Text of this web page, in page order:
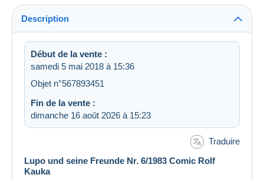
Description
Début de la vente :
samedi 5 mai 2018 à 15:36
Objet n°567893451
Fin de la vente :
dimanche 16 août 2026 à 15:23
Traduire
Lupo und seine Freunde Nr. 6/1983 Comic Rolf
Kauka